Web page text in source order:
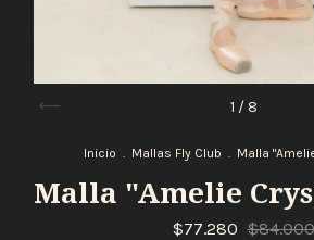
1 / 8
Inicio Mallas Fly Club Malla
Malla "Amelie
$77.280 $84.000